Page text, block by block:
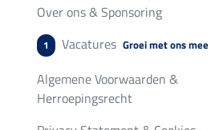
Over ons & Sponsoring
1 Vacatures Groei met ons mee
Algemene Voorwaarden &
Herroepingsrecht